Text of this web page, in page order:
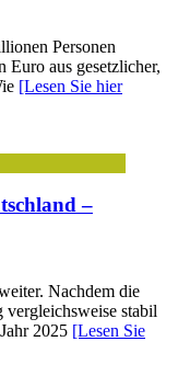
Personen
aus gesetzlicher,
[Lesen Sie hier
–
Nachdem die
vergleichsweise stabil
2025 [Lesen Sie